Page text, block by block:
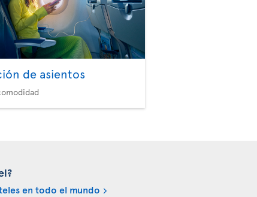
de asientos
en todo el mundo